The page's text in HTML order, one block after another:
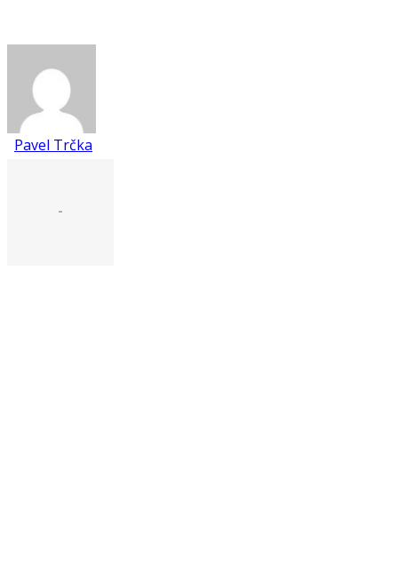
Pavel Trčka
-